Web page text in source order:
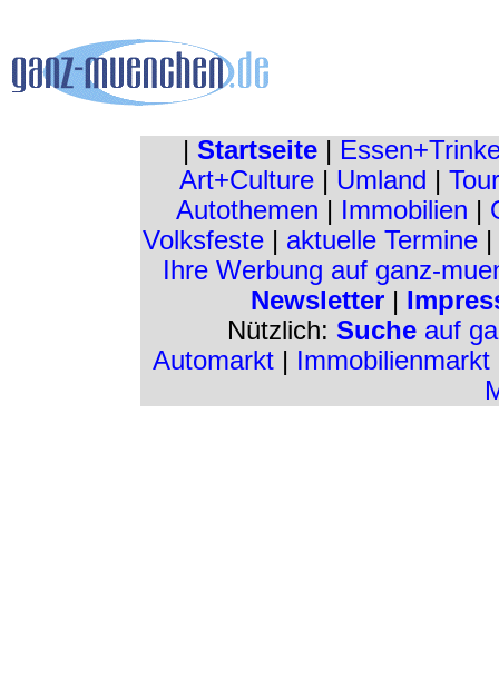
| Startseite |
Art+Culture| Umland |
Autothemen | Immobilien |
Volksfeste| aktuelle Termine|
Ihre Werbung auf ganz-
Newsletter |
Nützlich: Suche auf
Automarkt | Immobilienmarkt